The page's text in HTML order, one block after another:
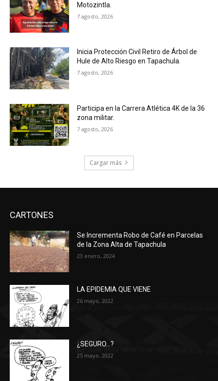
Motozintla.
7 agosto, 2026
Inicia Protección Civil Retiro de Árbol de
Hule de Alto Riesgo en Tapachula.
7 agosto, 2026
Participa en la Carrera Atlética 4K de la 36
zona militar.
7 agosto, 2026
Cargar más
CARTONES
Se Incrementa Robo de Café en Parcelas
de la Zona Alta de Tapachula
23 enero, 2024
LA EPIDEMIA QUE VIENE
26 mayo, 2022
¿SEGURO…?
25 mayo, 2022